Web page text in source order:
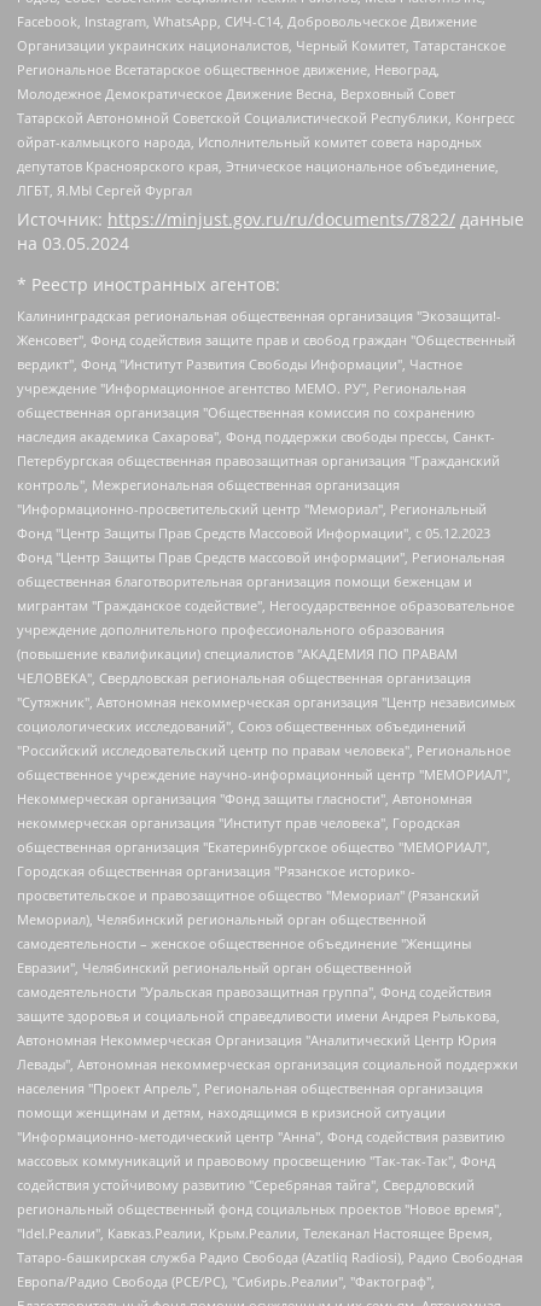
Facebook, Instagram, WhatsApp, СИЧ-С14, Добровольческое Движение
Организации украинских националистов, Черный Комитет, Татарстанское
Региональное Всетатарское общественное движение, Невоград,
Молодежное Демократическое Движение Весна, Верховный Совет
Татарской Автономной Советской Социалистической Республики, Конгресс
ойрат-калмыцкого народа, Исполнительный комитет совета народных
депутатов Красноярского края, Этническое национальное объединение,
ЛГБТ, Я.МЫ Сергей Фургал
Источник: https://minjust.gov.ru/ru/documents/7822/ данные
на 03.05.2024
* Реестр иностранных агентов:
Калининградская региональная общественная организация "Экозащита!-Женсовет", Фонд содействия защите прав и свобод граждан "Общественный вердикт", Фонд "Институт Развития Свободы Информации", Частное учреждение "Информационное агентство МЕМО. РУ", Региональная общественная организация "Общественная комиссия по сохранению наследия академика Сахарова", Фонд поддержки свободы прессы, Санкт-Петербургская общественная правозащитная организация "Гражданский контроль", Межрегиональная общественная организация "Информационно-просветительский центр "Мемориал", Региональный Фонд "Центр Защиты Прав Средств Массовой Информации", с 05.12.2023 Фонд "Центр Защиты Прав Средств массовой информации", Региональная общественная благотворительная организация помощи беженцам и мигрантам "Гражданское содействие", Негосударственное образовательное учреждение дополнительного профессионального образования (повышение квалификации) специалистов "АКАДЕМИЯ ПО ПРАВАМ ЧЕЛОВЕКА", Свердловская региональная общественная организация "Сутяжник", Автономная некоммерческая организация "Центр независимых социологических исследований", Союз общественных объединений "Российский исследовательский центр по правам человека", Региональное общественное учреждение научно-информационный центр "МЕМОРИАЛ", Некоммерческая организация "Фонд защиты гласности", Автономная некоммерческая организация "Институт прав человека", Городская общественная организация "Екатеринбургское общество "МЕМОРИАЛ", Городская общественная организация "Рязанское историко-просветительское и правозащитное общество "Мемориал" (Рязанский Мемориал), Челябинский региональный орган общественной самодеятельности – женское общественное объединение "Женщины Евразии", Челябинский региональный орган общественной самодеятельности "Уральская правозащитная группа", Фонд содействия защите здоровья и социальной справедливости имени Андрея Рылькова, Автономная Некоммерческая Организация "Аналитический Центр Юрия Левады", Автономная некоммерческая организация социальной поддержки населения "Проект Апрель", Региональная общественная организация помощи женщинам и детям, находящимся в кризисной ситуации "Информационно-методический центр "Анна", Фонд содействия развитию массовых коммуникаций и правовому просвещению "Так-так-Так", Фонд содействия устойчивому развитию "Серебряная тайга", Свердловский региональный общественный фонд социальных проектов "Новое время", "Idel.Реалии", Кавказ.Реалии, Крым.Реалии, Телеканал Настоящее Время, Татаро-башкирская служба Радио Свобода (Azatliq Radiosi), Радио Свободная Европа/Радио Свобода (PCE/PC), "Сибирь.Реалии", "Фактограф", Благотворительный фонд помощи осужденным и их семьям, Автономная некоммерческая организация "Институт глобализации и социальных движений", Фонд "В защиту прав заключенных", Частное учреждение "Центр поддержки и содействия развитию средств массовой информации", Пензенский региональный общественный благотворительный фонд "Гражданский союз", "Север.Реалии", Некоммерческая организация Фонд "Правовая инициатива", Общество с ограниченной ответственностью "Радио Свободная Европа/Радио Свобода", Чешское информационное агентство "MEDIUM-ORIENT", Красноярская региональная общественная организация "Мы против СПИДа", Камалягин Денис Николаевич, Маркелов Сергей Евгеньевич, Пономарев Лев Александрович, Савицкая Людмила Алексеевна, Автономная некоммерческая организация "Центр по работе с проблемой насилия "НАСИЛИЮ.НЕТ", Межрегиональный профессиональный союз работников здравоохранения "Альянс врачей", Юридическое лицо, зарегистрированное в Латвийской Республике, SIA "Medusa Project" (регистрационный номер 40103797863, дата регистрации 10.06.2014), Некоммерческая организация "Фонд по борьбе с коррупцией", Автономная некоммерческая организация "Институт права и публичной политики", Баданин Роман Сергеевич, Гликин Максим Александрович, Железнова Мария Михайловна, Лукьянова Юлия Сергеевна, Маетная Елизавета Витальевна, Маняхин Петр Борисович, Чуракова Ольга Владимировна, Ярош Юлия Петровна, Юридическое лицо "The Insider SIA", зарегистрированное в Риге, Латвийская Республика (дата регистрации 26.06.2015), являющееся администратором доменного имени интернет-издания "The Insider SIA", https://theins.ru, Постернак Алексей Евгеньевич, Рубин Михаил Аркадьевич, Анин Роман Александрович, Юридическое лицо Istories fonds, зарегистрированное в Латвийской Республике (регистрационный номер 50008295751, дата регистрации 24.02.2020), Великовский Дмитрий Александрович, Долинина Ирина Николаевна, Мароховская Алеся Алексеевна, Шлейнов Роман Юрьевич, Шмагун Олеся Валентиновна, Общество с ограниченной ответственностью "Альтаир 2021", Общество с ограниченной ответственностью "Вега 2021", Общество с ограниченной ответственностью "Главный редактор 2021", Общество с ограниченной ответственностью "Ромашки монолит", Важенков Артем Валерьевич, Ивановская областная общественная организация "Центр гендерных исследований", Гурман Юрий Альбертович, Медиапроект "ОВД-Инфо", Егоров Владимир Владимирович, Жилинский Владимир Александрович, Общество с ограниченной ответственностью "ЗП", Иванова София Юрьевна, Карезина Инна Павловна, Кильтау Екатерина Викторовна, Петров Алексей Викторович, Пискунов Сергей Евгеньевич, Смирнов Сергей Сергеевич, Тихонов Михаил Сергеевич, Общество с ограниченной ответственностью "ЖУРНАЛИСТ-ИНОСТРАННЫЙ АГЕНТ", Арапова Галина Юрьевна, Вольтская Татьяна Анатольевна, Американская компания "Mason G.E.S. Anonymous Foundation" (США), являющаяся владельцем интернет-издания https://mnews.world/, Компания "Stichting Bellingcat", зарегистрированная в Нидерландах (дата регистрации 11.07.2018), Захаров Андрей Вячеславович, Клепиковская Екатерина Дмитриевна, Общество с ограниченной ответственностью "МЕМО", Перл Роман Александрович, Симонов Евгений Алексеевич, Соловьева Елена Анатольевна, Сотников Даниил Владимирович, Сурначева Елизавета Дмитриевна, Автономная некоммерческая организация по защите прав человека и информированию населения "Якутия – Наше Мнение", Общество с ограниченной ответственностью "Москоу диджитал медиа", с 26.01.2023 Общество с ограниченной ответственностью "Чайка Белые сады", Ветошкина Валерия Валерьевна, Заговора Максим Александрович, Межрегиональное общественное движение "Российская ЛГБТ - сеть", Оленичев Максим Владимирович, Павлов Иван Юрьевич, Скворцова Елена Сергеевна, Общество с ограниченной ответственностью "Как бы инагент", Кочетков Игорь Викторович, Общество с ограниченной ответственностью "Честные выборы", Еланчик Олег Александрович, Общество с ограниченной ответственностью "Нобелевский призыв", Гималова Регина Эмилевна, Григорьев Андрей Валерьевич, Григорьева Алина Александровна, Ассоциация по содействию защите прав призывников, альтернативнослужащих и военнослужащих "Правозащитная группа "Гражданин.Армия.Право", Хисамова Регина Фаритовна, Автономная некоммерческая организация по реализации социально-правовых программ "Лилит", Дальневосточное общественное движение "Маяк", Санкт-Петербургская ЛГБТ-инициативная группа "Выход", Инициативная группа ЛГБТ+ "Реверс", Алексеев Андрей Викторович, Бекбулатова Таисия Львовна, Беляев Иван Михайлович, Владыкина Елена Сергеевна, Гельман Марат Александрович, Никульшина Вероника Юрьевна, Толоконникова Надежда Андреевна, Шендерович Виктор Анатольевич, Общество с ограниченной ответственностью "Данное сообщение", Общество с ограниченной ответственностью Издательский дом "Новая глава", Айнбиндер Александра Александровна, Московский комьюнити-центр для ЛГБТ+инициатив, Благотворительный фонд развития филантропии, Deutsche Welle (Германия, Kurt-Schumacher-Strasse 3, 53113 Bonn), Борзунова Мария Михайловна, Воробьев Виктор Викторович, Голубева Анна Львовна, Константинова Алла Михайловна, Малкова Ирина Владимировна, Мурадов Мурад Абдулгалимович, Осетинская Елизавета Николаевна, Понасенков Евгений Николаевич, Ганапольский Матвей Юрьевич, Киселев Евгений Алексеевич, Борухович Ирина Григорьевна, Дремин Иван Тимофеевич, Дубровский Дмитрий Викторович, Красноярская региональная общественная организация поддержки и развития альтернативных образовательных технологий и межкультурных коммуникаций "ИНТЕРРА", Маяковская Екатерина Алексеевна, Фейгин Марк Захарович, Филимонов Андрей Викторович, Дзугкоева Регина Николаевна, Доброхотов Роман Александрович, Дудь Юрий Александрович, Елкин Сергей Владимирович, Кругликов Кирилл Игоревич, Сабунаева Мария Леонидовна, Семенов Алексей Владимирович, Шаинян Карен Багратович, Шульман Екатерина Михайловна, Асафьев Артур Валерьевич, Вахштайн Виктор Семенович, Венедиктов Алексей Алексеевич, Лушникова Екатерина Евгеньевна, Волков Леонид Михайлович, Невзоров Александр Глебович, Пархоменко Сергей Борисович, Сироткин Ярослав Николаевич, Кара-Мурза Владимир Владимирович, Баранова Наталья Владимировна, Гозман Леонид Яковлевич, Кагарлицкий Борис Юльевич, Климарев Михаил Валерьевич, Милов Владимир Станиславович, Автономная некоммерческая организация Краснодарский центр современного искусства "Типография", Моргенштерн Алишер Тагирович, Соболь Любовь Эдуардовна, Общество с ограниченной ответственностью "ЛИЗА НОРМ", Каспаров Гарри Кимович, Ходорковский Михаил Борисович, Общество с ограниченной ответственностью "Апрельские тезисы", Данилович Ирина Брониславовна, Кашин Олег Владимирович, Петров Николай Владимирович, Пивоваров Алексей Владимирович, Соколов Михаил Владимирович, Цветкова Юлия Владимировна, Чичваркин Евгений Александрович, Комитет против пыток/Команда против пыток, Общество с ограниченной ответственностью "Первый научный", Общество с ограниченной ответственностью "Вертолет и ко", Белоцерковская Вероника Борисовна, Кац Максим Евгеньевич, Лазарева Татьяна Юрьевна, Шаведдинов Руслан Табризович, Яшин Илья Валерьевич, Общество с ограниченной ответственностью "Иноагент ААВ", Алешковский Дмитрий Петрович, Альбац Евгения Марковна, Быков Дмитрий Львович, Галямина Юлия Евгеньевна, Лойко Сергей Леонидович, Мартынов Кирилл Константинович, Медведев Сергей Александрович, Крашенинников Федор Геннадиевич, Гордеева Катерина Вл